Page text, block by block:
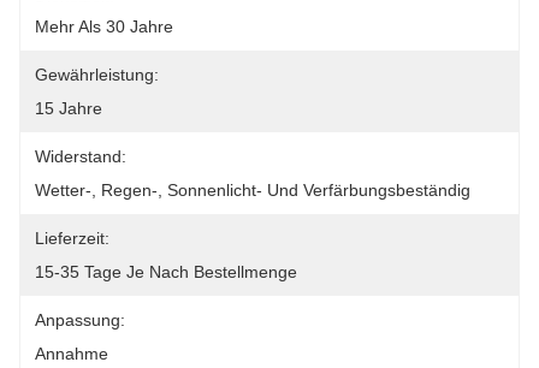
Mehr Als 30 Jahre
Gewährleistung:
15 Jahre
Widerstand:
Wetter-, Regen-, Sonnenlicht- Und Verfärbungsbeständig
Lieferzeit:
15-35 Tage Je Nach Bestellmenge
Anpassung:
Annahme